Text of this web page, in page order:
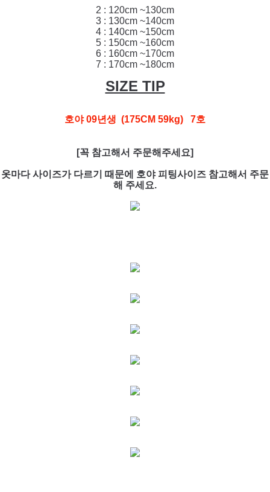
2 : 120cm ~130cm
3 : 130cm ~140cm
4 : 140cm ~150cm
5 : 150cm ~160cm
6 : 160cm ~170cm
7 : 170cm ~180cm
SIZE TIP
호야 09년생 (175CM 59kg) 7호
[꼭 참고해서 주문해주세요]
옷마다 사이즈가 다르기 때문에 호야 피팅사이즈 참고해서 주문
해 주세요.